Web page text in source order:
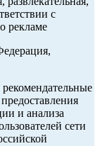
с
рекламе
и анализа
сети